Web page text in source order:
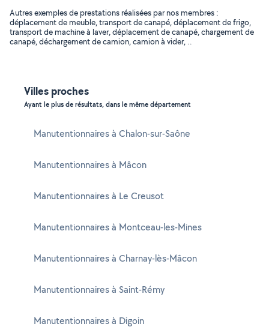
Autres exemples de prestations réalisées par nos membres :
déplacement de meuble, transport de canapé, déplacement de frigo,
transport de machine à laver, déplacement de canapé, chargement de
canapé, déchargement de camion, camion à vider, ..
Villes proches
Ayant le plus de résultats, dans le même département
Manutentionnaires à Chalon-sur-Saône
Manutentionnaires à Mâcon
Manutentionnaires à Le Creusot
Manutentionnaires à Montceau-les-Mines
Manutentionnaires à Charnay-lès-Mâcon
Manutentionnaires à Saint-Rémy
Manutentionnaires à Digoin